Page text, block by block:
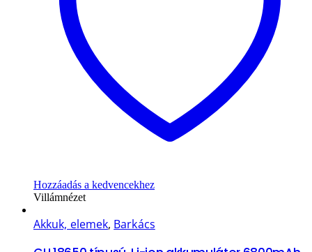
Hozzáadás a kedvencekhez
Villámnézet
Akkuk, elemek, Barkács